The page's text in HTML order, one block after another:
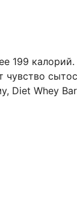
199
чувство
Diet Whey